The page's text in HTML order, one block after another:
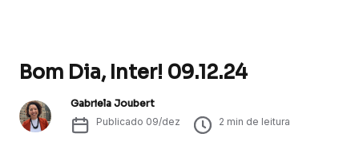
Bom Dia, Inter! 09.12.24
Gabriela Joubert
Publicado 09/dez 2 min de leitura